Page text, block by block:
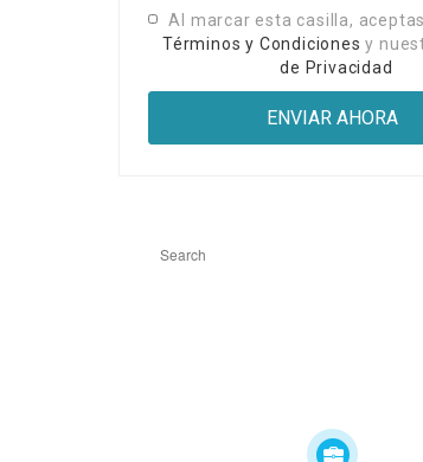
Al marcar esta casilla,
Términos y Condiciones y
de Privacidad